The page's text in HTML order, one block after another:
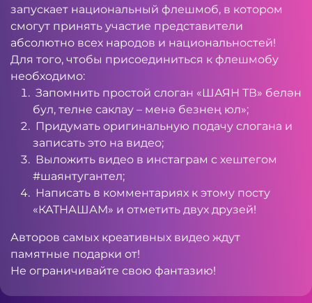
запускает национальный флешмоб, в котором
смогут принять участие представители
абсолютно всех народов и национальностей!
Для того, чтобы присоединиться к флешмобу
необходимо:
Запомнить простой слоган «ШАЯН ТВ» белән
бул, телне саклау – менә безнең юл»;
Придумать оригинальную подачу слогана и
записать это на видео;
Выложить видео в инстаграм с хештегом
#шаянтугантел;
Написать в комментариях к этому посту
«КАТНАШАМ» и отметить двух друзей!
Авторов самых креативных видео ждут
памятные подарки от!
Не ограничивайте свою фантазию!